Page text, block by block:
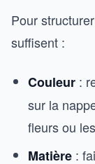
Pour
suffisent :
Couleur :
sur la
fleurs ou
Matière :